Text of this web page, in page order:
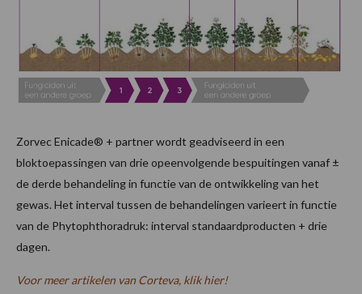
Zorvec Enicade® + partner wordt geadviseerd in een
bloktoepassingen van drie opeenvolgende bespuitingen vanaf ±
de derde behandeling in functie van de ontwikkeling van het
gewas. Het interval tussen de behandelingen varieert in functie
van de Phytophthoradruk: interval standaardproducten + drie
dagen.
Voor meer artikelen van Corteva, klik hier!